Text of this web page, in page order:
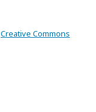
Creative Commons